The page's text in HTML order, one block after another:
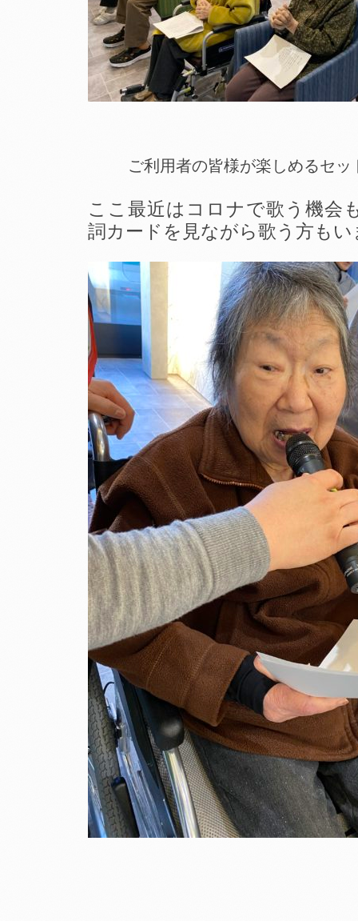
ご利用者の皆様が楽しめるセ
ここ最近はコロナで歌う機会
詞カードを見ながら歌う方もい